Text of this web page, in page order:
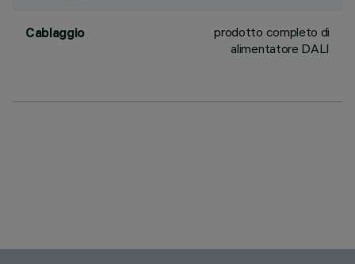
Cablaggio
prodotto completo di
alimentatore DALI